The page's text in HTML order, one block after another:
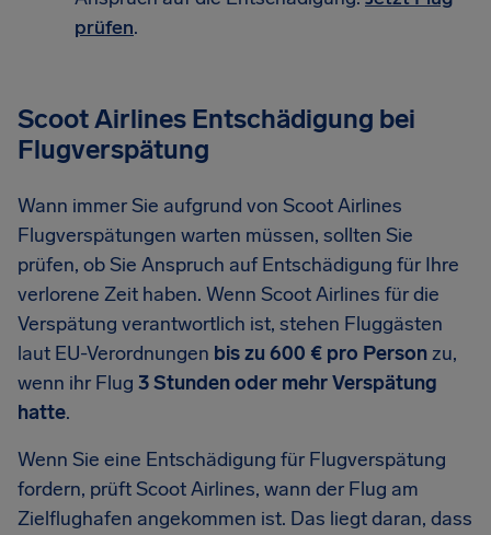
prüfen.
Scoot Airlines Entschädigung bei
Flugverspätung
Wann immer Sie aufgrund von Scoot Airlines
Flugverspätungen warten müssen, sollten Sie
prüfen, ob Sie Anspruch auf Entschädigung für Ihre
verlorene Zeit haben. Wenn Scoot Airlines für die
Verspätung verantwortlich ist, stehen Fluggästen
laut EU-Verordnungen bis zu 600 € pro Personzu,
wenn ihr Flug 3 Stunden oder mehr Verspätung
hatte.
Wenn Sie eine Entschädigung für Flugverspätung
fordern, prüft Scoot Airlines, wann der Flug am
Zielflughafen angekommen ist. Das liegt daran, dass